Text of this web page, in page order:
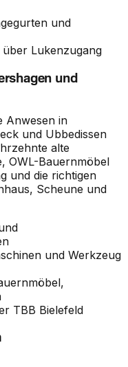
und
Lukenzugang
und
Anwesen in
und Ubbedissen
alte
OWL-Bauernmöbel
und die richtigen
Scheune und
und Werkzeug
TBB Bielefeld